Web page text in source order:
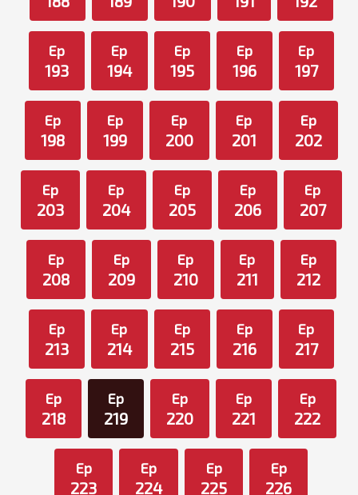
Ep
193
Ep
194
Ep
195
Ep
196
Ep
197
Ep
198
Ep
199
Ep
200
Ep
201
Ep
202
Ep
203
Ep
204
Ep
205
Ep
206
Ep
207
Ep
208
Ep
209
Ep
210
Ep
211
Ep
212
Ep
213
Ep
214
Ep
215
Ep
216
Ep
217
Ep
218
Ep
219
Ep
220
Ep
221
Ep
222
Ep
223
Ep
224
Ep
225
Ep
226